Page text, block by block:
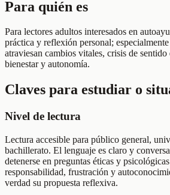
Para quién es
Para lectores adultos interesados en
práctica y reflexión personal;
atraviesan cambios vitales, crisis de sentido
bienestar y autonomía.
Claves para estudiar o
Nivel de lectura
Lectura accesible para público general,
bachillerato. El lenguaje es claro y
detenerse en preguntas éticas y
responsabilidad, frustración y
verdad su propuesta reflexiva.